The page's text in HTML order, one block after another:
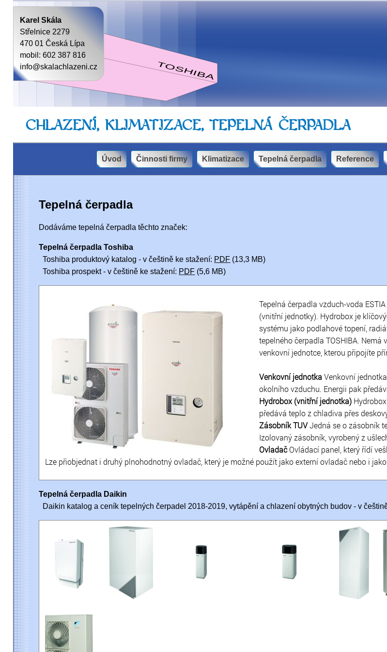
Karel Skála
Střelnice 2279
470 01 Česká Lípa
mobil: 602 387 816
info@skalachlazeni.cz
CHLAZENÍ, KLIMATIZACE, TEPELNÁ ČERPADLA
Úvod Činnosti firmy Klimatizace Tepelná čerpadla Reference
Tepelná čerpadla
Dodáváme tepelná čerpadla těchto značek:
Tepelná čerpadla Toshiba
Toshiba produktový katalog - v češtině ke stažení: PDF (13,3 MB)
Toshiba prospekt - v češtině ke stažení: PDF (5,6 MB)
Tepelná čerpadla vzduch-voda
(vnitřní jednotky). Hydrobox je
systému jako podlahové topení,
tepelného čerpadla TOSHIBA.
venkovní jednotce, kterou připojíte
Venkovní jednotka Venkovní
okolního vzduchu. Energii pak
Hydrobox (vnitřní jednotka)
předává teplo z chladiva přes
Zásobník TUVJedná se o zásobník
Izolovaný zásobník, vyrobený z
OvladačOvládací panel, který řídí
Lze přiobjednat i druhý plnohodnotný ovladač, který je možné použít jako externí ovladač nebo i
Tepelná čerpadla Daikin
Daikin katalog a ceník tepelných čerpadel 2018-2019, vytápění a chlazení obytných budov - v